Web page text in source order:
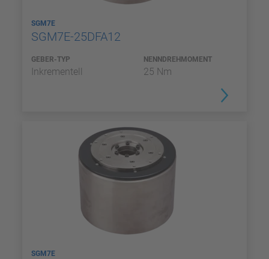
SGM7E
SGM7E-25DFA12
GEBER-TYP
Inkrementell
NENNDREHMOMENT
25 Nm
SGM7E